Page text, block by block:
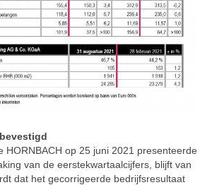
HORNBACH op 25 juni 2021 presenteerde
van de eerstekwartaalcijfers, blijft van
dat het gecorrigeerde bedrijfsresultaat